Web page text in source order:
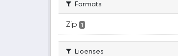
Formats
Zip 1
Licenses